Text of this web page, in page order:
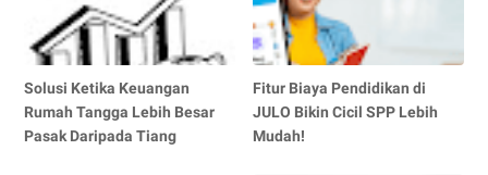
Solusi Ketika Keuangan
Rumah Tangga Lebih Besar
Pasak Daripada Tiang
Fitur Biaya Pendidikan di
JULO Bikin Cicil SPP Lebih
Mudah!